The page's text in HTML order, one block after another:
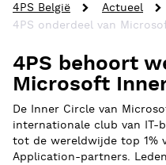
4PS België
Actueel
4PS onderdeel van
4PS behoort
Microsoft
De Inner Circle van
internationale club van IT-
tot de wereldwijde top 1%
Application-partners.